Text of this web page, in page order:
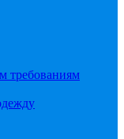
требованиям